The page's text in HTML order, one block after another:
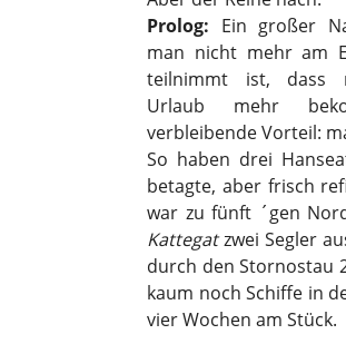
Prolog: Ein großer
man nicht mehr am
teilnimmt ist, dass
Urlaub mehr
verbleibende Vorteil:
So haben drei
betagte, aber frisch
war zu fünft ´gen
Kattegatzwei Segler
durch den Stornostau
kaum noch Schiffe in
vier Wochen am Stück.